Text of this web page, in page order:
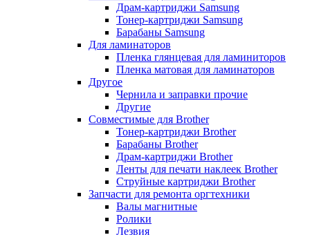
Драм-картриджи Samsung
Тонер-картриджи Samsung
Барабаны Samsung
Для ламинаторов
Пленка глянцевая для ламиниторов
Пленка матовая для ламинаторов
Другое
Чернила и заправки прочие
Другие
Совместимые для Brother
Тонер-картриджи Brother
Барабаны Brother
Драм-картриджи Brother
Ленты для печати наклеек Brother
Струйные картриджи Brother
Запчасти для ремонта оргтехники
Валы магнитные
Ролики
Лезвия